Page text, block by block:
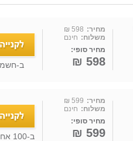
מחיר: 598 ₪
משלוח: חינם
מחיר סופי:
598 ₪ ב-
מחיר: 599 ₪
משלוח: חינם
מחיר סופי:
599 ₪ ב-100 אחוז חשמל